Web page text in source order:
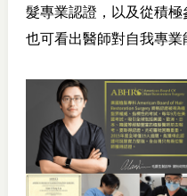
髮專業認證，以及從積極
也可看出醫師對自我專業